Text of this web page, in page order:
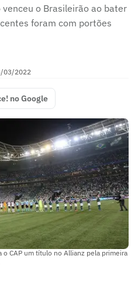
o Brasileirão ao bater
foram com portões
03/2022
no Google
CAP um título no Allianz pela primeira